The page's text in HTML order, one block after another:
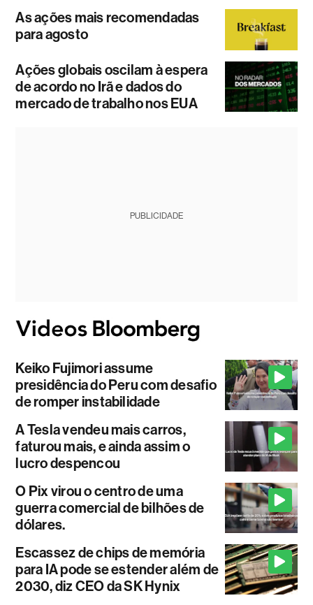
As ações mais recomendadas
para agosto
Ações globais oscilam à espera
de acordo no Irã e dados do
mercado de trabalho nos EUA
PUBLICIDADE
Keiko Fujimori assume
presidência do Peru com desafio
de romper instabilidade
A Tesla vendeu mais carros,
faturou mais, e ainda assim o
lucro despencou
O Pix virou o centro de uma
guerra comercial de bilhões de
dólares.
Escassez de chips de memória
para IA pode se estender além de
2030, diz CEO da SK Hynix